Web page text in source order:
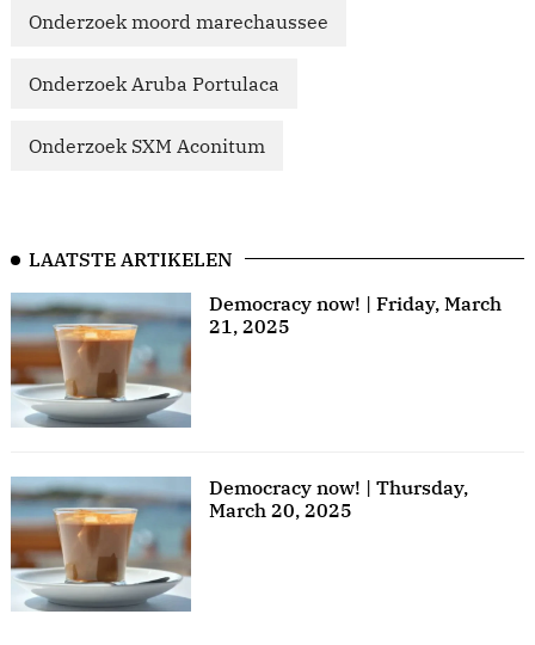
Onderzoek moord marechaussee
Onderzoek Aruba Portulaca
Onderzoek SXM Aconitum
LAATSTE ARTIKELEN
Democracy now! | Friday, March
21, 2025
Democracy now! | Thursday,
March 20, 2025